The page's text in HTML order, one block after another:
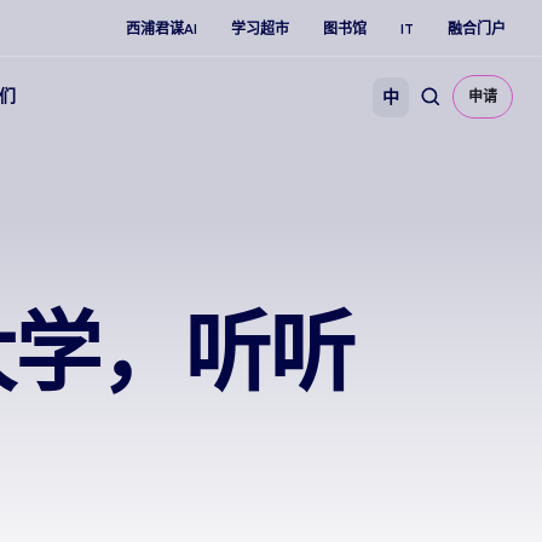
西浦君谋AI 学习超市 图书馆 IT 融合门户
中 申请
，听听